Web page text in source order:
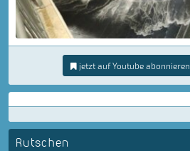
jetzt auf Youtube abonnieren
Rutschen